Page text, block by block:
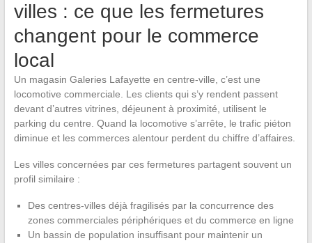
villes : ce que les fermetures
changent pour le commerce
local
Un magasin Galeries Lafayette en centre-ville, c’est une
locomotive commerciale. Les clients qui s’y rendent passent
devant d’autres vitrines, déjeunent à proximité, utilisent le
parking du centre. Quand la locomotive s’arrête, le trafic piéton
diminue et les commerces alentour perdent du chiffre d’affaires.
Les villes concernées par ces fermetures partagent souvent un
profil similaire :
Des centres-villes déjà fragilisés par la concurrence des
zones commerciales périphériques et du commerce en ligne
Un bassin de population insuffisant pour maintenir un